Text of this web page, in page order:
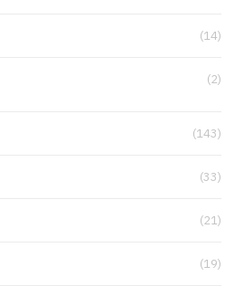
(14)
(2)
(143)
(33)
(21)
(19)